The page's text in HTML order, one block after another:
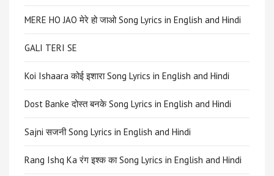
MERE HO JAO मेरे हो जाओ Song Lyrics in English and Hindi
GALI TERI SE
Koi Ishaara कोई इशारा Song Lyrics in English and Hindi
Dost Banke दोस्त बनके Song Lyrics in English and Hindi
Sajni सजनी Song Lyrics in English and Hindi
Rang Ishq Ka रंग इश्क का Song Lyrics in English and Hindi